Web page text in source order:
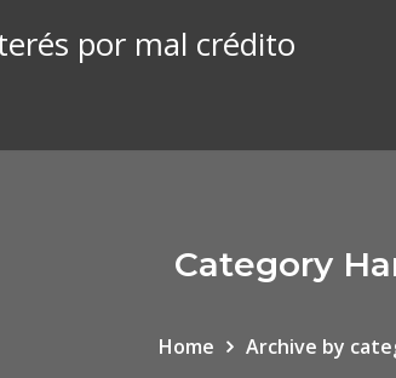
por mal crédito
Category
Home Archive by